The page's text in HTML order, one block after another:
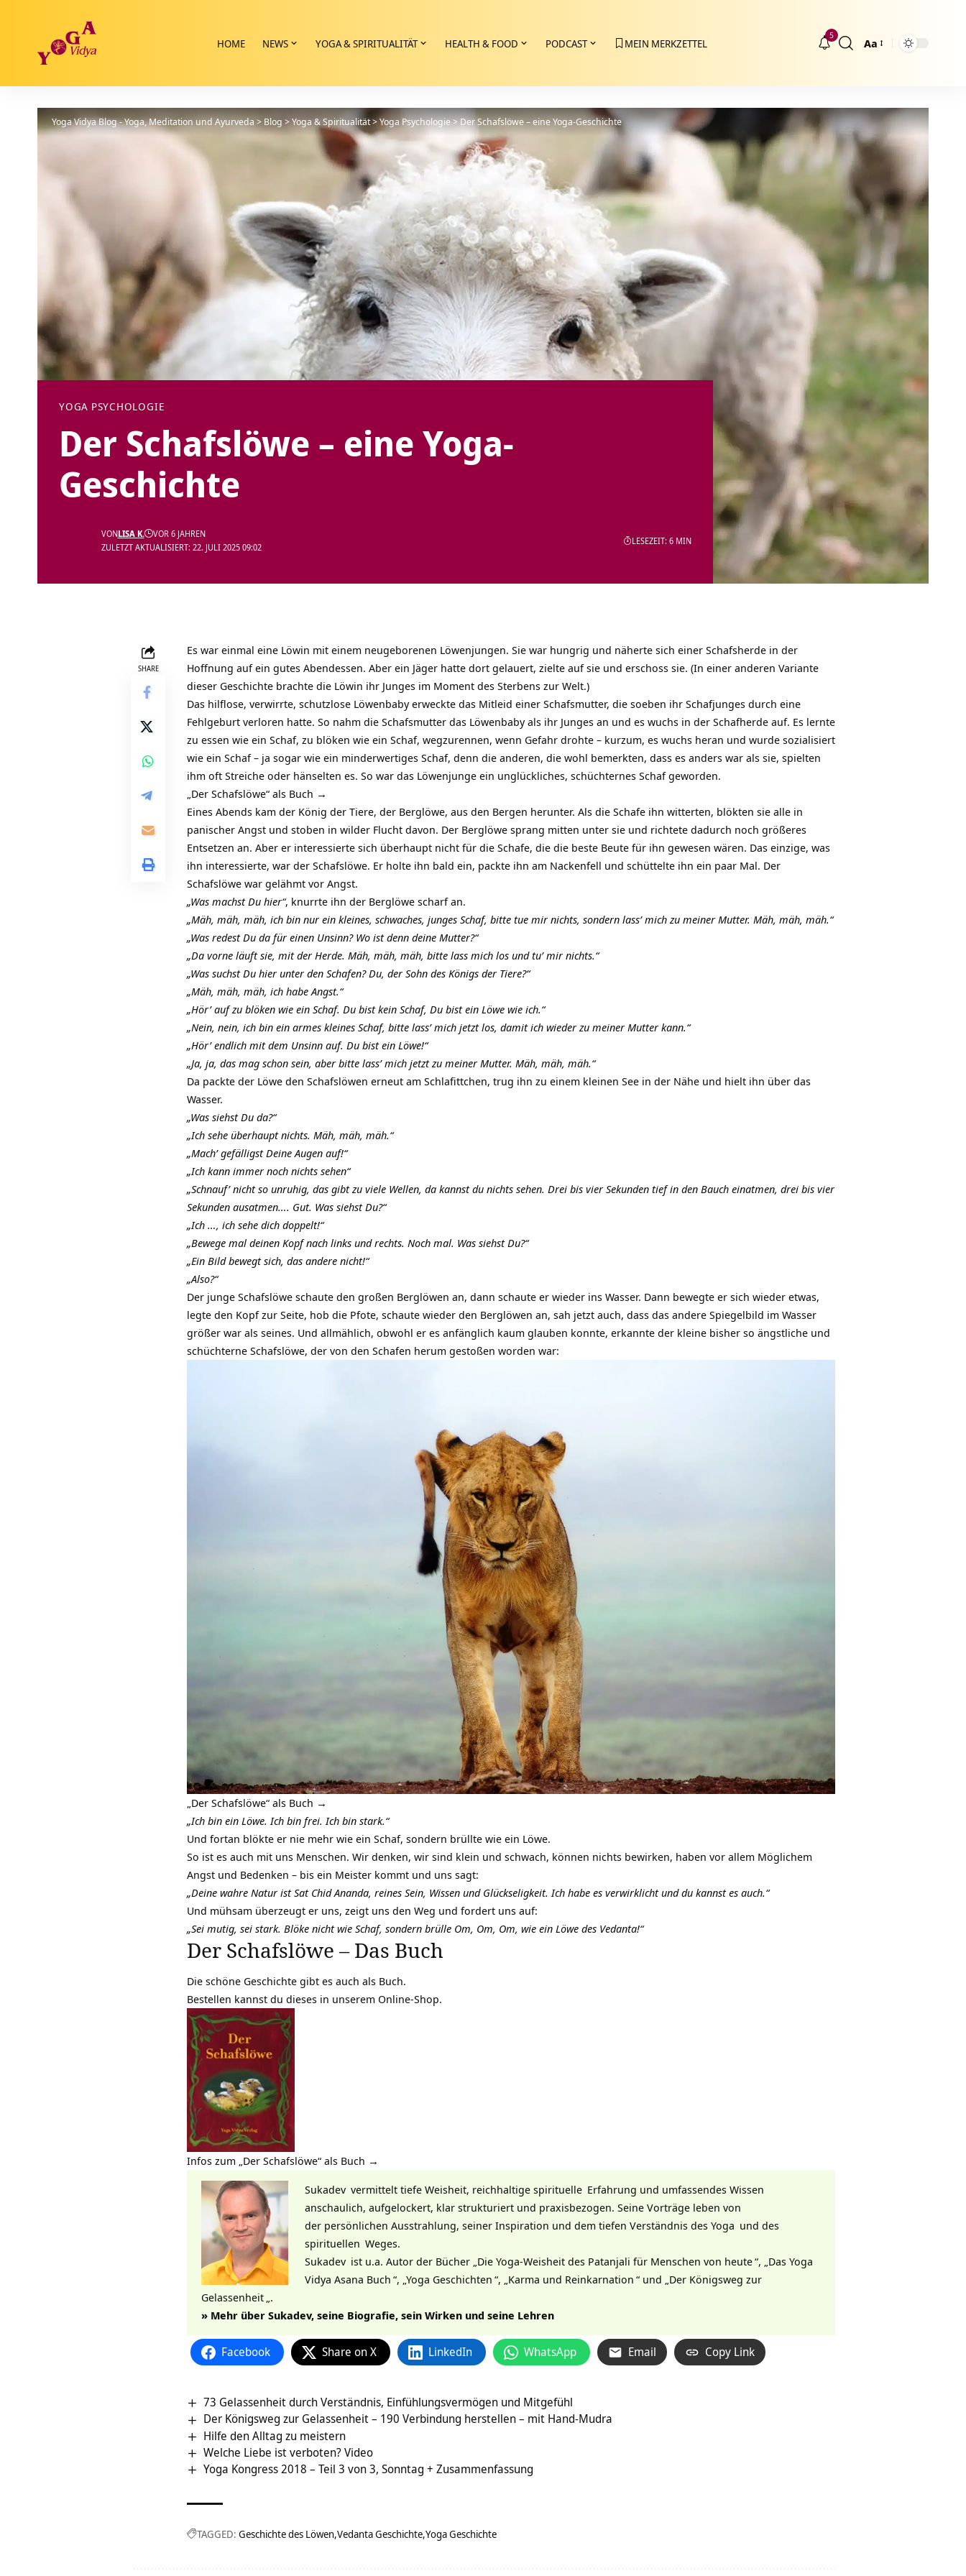
HOME NEWS YOGA & SPIRITUALITÄT HEALTH & FOOD PODCAST MEIN MERKZETTEL
5
Größenänderung
Aa
Yoga Vidya Blog - Yoga, Meditation und Ayurveda > Blog >Yoga & Spiritualität>Yoga Psychologie>Der Schafslöwe – eine Yoga-Geschichte
YOGA PSYCHOLOGIE
Der Schafslöwe – eine Yoga-
Geschichte
ZULETZT AKTUALISIERT: 22. JULI 2025 09:02
VONLISA K. VOR 6 JAHREN
LESEZEIT: 6 MIN
SHARE
Es war einmal eine Löwin mit einem neugeborenen Löwenjungen. Sie war hungrig und näherte sich einer Schafsherde in der
Hoffnung auf ein gutes Abendessen. Aber ein Jäger hatte dort gelauert, zielte auf sie und erschoss sie. (In einer anderen Variante
dieser Geschichte brachte die Löwin ihr Junges im Moment des Sterbens zur Welt.)
Das hilflose, verwirrte, schutzlose Löwenbaby erweckte das Mitleid einer Schafsmutter, die soeben ihr Schafjunges durch eine
Fehlgeburt verloren hatte. So nahm die Schafsmutter das Löwenbaby als ihr Junges an und es wuchs in der Schafherde auf. Es lernte
zu essen wie ein Schaf, zu blöken wie ein Schaf, wegzurennen, wenn Gefahr drohte – kurzum, es wuchs heran und wurde sozialisiert
wie ein Schaf – ja sogar wie ein minderwertiges Schaf, denn die anderen, die wohl bemerkten, dass es anders war als sie, spielten
ihm oft Streiche oder hänselten es. So war das Löwenjunge ein unglückliches, schüchternes Schaf geworden.
„Der Schafslöwe“ als Buch →
Eines Abends kam der König der Tiere, der Berglöwe, aus den Bergen herunter. Als die Schafe ihn witterten, blökten sie alle in
panischer Angst und stoben in wilder Flucht davon. Der Berglöwe sprang mitten unter sie und richtete dadurch noch größeres
Entsetzen an. Aber er interessierte sich überhaupt nicht für die Schafe, die die beste Beute für ihn gewesen wären. Das einzige, was
ihn interessierte, war der Schafslöwe. Er holte ihn bald ein, packte ihn am Nackenfell und schüttelte ihn ein paar Mal. Der
Schafslöwe war gelähmt vor Angst.
„Was machst Du hier“, knurrte ihn der Berglöwe scharf an.
„Mäh, mäh, mäh, ich bin nur ein kleines, schwaches, junges Schaf, bitte tue mir nichts, sondern lass’ mich zu meiner Mutter. Mäh, mäh, mäh.“
„Was redest Du da für einen Unsinn? Wo ist denn deine Mutter?“
„Da vorne läuft sie, mit der Herde. Mäh, mäh, mäh, bitte lass mich los und tu’ mir nichts.“
„Was suchst Du hier unter den Schafen? Du, der Sohn des Königs der Tiere?“
„Mäh, mäh, mäh, ich habe Angst.“
„Hör’ auf zu blöken wie ein Schaf. Du bist kein Schaf, Du bist ein Löwe wie ich.“
„Nein, nein, ich bin ein armes kleines Schaf, bitte lass’ mich jetzt los, damit ich wieder zu meiner Mutter kann.“
„Hör’ endlich mit dem Unsinn auf. Du bist ein Löwe!“
„Ja, ja, das mag schon sein, aber bitte lass’ mich jetzt zu meiner Mutter. Mäh, mäh, mäh.“
Da packte der Löwe den Schafslöwen erneut am Schlafittchen, trug ihn zu einem kleinen See in der Nähe und hielt ihn über das
Wasser.
„Was siehst Du da?“
„Ich sehe überhaupt nichts. Mäh, mäh, mäh.“
„Mach’ gefälligst Deine Augen auf!“
„Ich kann immer noch nichts sehen“
„Schnauf’ nicht so unruhig, das gibt zu viele Wellen, da kannst du nichts sehen. Drei bis vier Sekunden tief in den Bauch einatmen, drei bis vier
Sekunden ausatmen…. Gut. Was siehst Du?“
„Ich …, ich sehe dich doppelt!“
„Bewege mal deinen Kopf nach links und rechts. Noch mal. Was siehst Du?“
„Ein Bild bewegt sich, das andere nicht!“
„Also?“
Der junge Schafslöwe schaute den großen Berglöwen an, dann schaute er wieder ins Wasser. Dann bewegte er sich wieder etwas,
legte den Kopf zur Seite, hob die Pfote, schaute wieder den Berglöwen an, sah jetzt auch, dass das andere Spiegelbild im Wasser
größer war als seines. Und allmählich, obwohl er es anfänglich kaum glauben konnte, erkannte der kleine bisher so ängstliche und
schüchterne Schafslöwe, der von den Schafen herum gestoßen worden war:
„Der Schafslöwe“ als Buch →
„Ich bin ein Löwe. Ich bin frei. Ich bin stark.“
Und fortan blökte er nie mehr wie ein Schaf, sondern brüllte wie ein Löwe.
So ist es auch mit uns Menschen. Wir denken, wir sind klein und schwach, können nichts bewirken, haben vor allem Möglichem
Angst und Bedenken – bis ein Meister kommt und uns sagt:
„Deine wahre Natur ist Sat Chid Ananda, reines Sein, Wissen und Glückseligkeit. Ich habe es verwirklicht und du kannst es auch.“
Und mühsam überzeugt er uns, zeigt uns den Weg und fordert uns auf:
„Sei mutig, sei stark. Blöke nicht wie Schaf, sondern brülle Om, Om, Om, wie ein Löwe des Vedanta!“
Der Schafslöwe – Das Buch
Die schöne Geschichte gibt es auch als Buch.
Bestellen kannst du dieses in unserem Online-Shop.
Infos zum „Der Schafslöwe“ als Buch →
Sukadev vermittelt tiefe Weisheit, reichhaltige spirituelle Erfahrung und umfassendes Wissen
anschaulich, aufgelockert, klar strukturiert und praxisbezogen. Seine Vorträge leben von
der persönlichen Ausstrahlung, seiner Inspiration und dem tiefen Verständnis des Yoga und des
spirituellen Weges.
Sukadev ist u.a. Autor der Bücher „Die Yoga-Weisheit des Patanjali für Menschen von heute“, „Das Yoga
Vidya Asana Buch “, „Yoga Geschichten “, „Karma und Reinkarnation “ und „Der Königsweg zur
Gelassenheit „.
» Mehr über Sukadev, seine Biografie, sein Wirken und seine Lehren
Facebook Share on X LinkedIn WhatsApp Email Copy Link
73 Gelassenheit durch Verständnis, Einfühlungsvermögen und Mitgefühl
Der Königsweg zur Gelassenheit – 190 Verbindung herstellen – mit Hand-Mudra
Hilfe den Alltag zu meistern
Welche Liebe ist verboten? Video
Yoga Kongress 2018 – Teil 3 von 3, Sonntag + Zusammenfassung
TAGGED: Geschichte des Löwen Vedanta Geschichte Yoga Geschichte